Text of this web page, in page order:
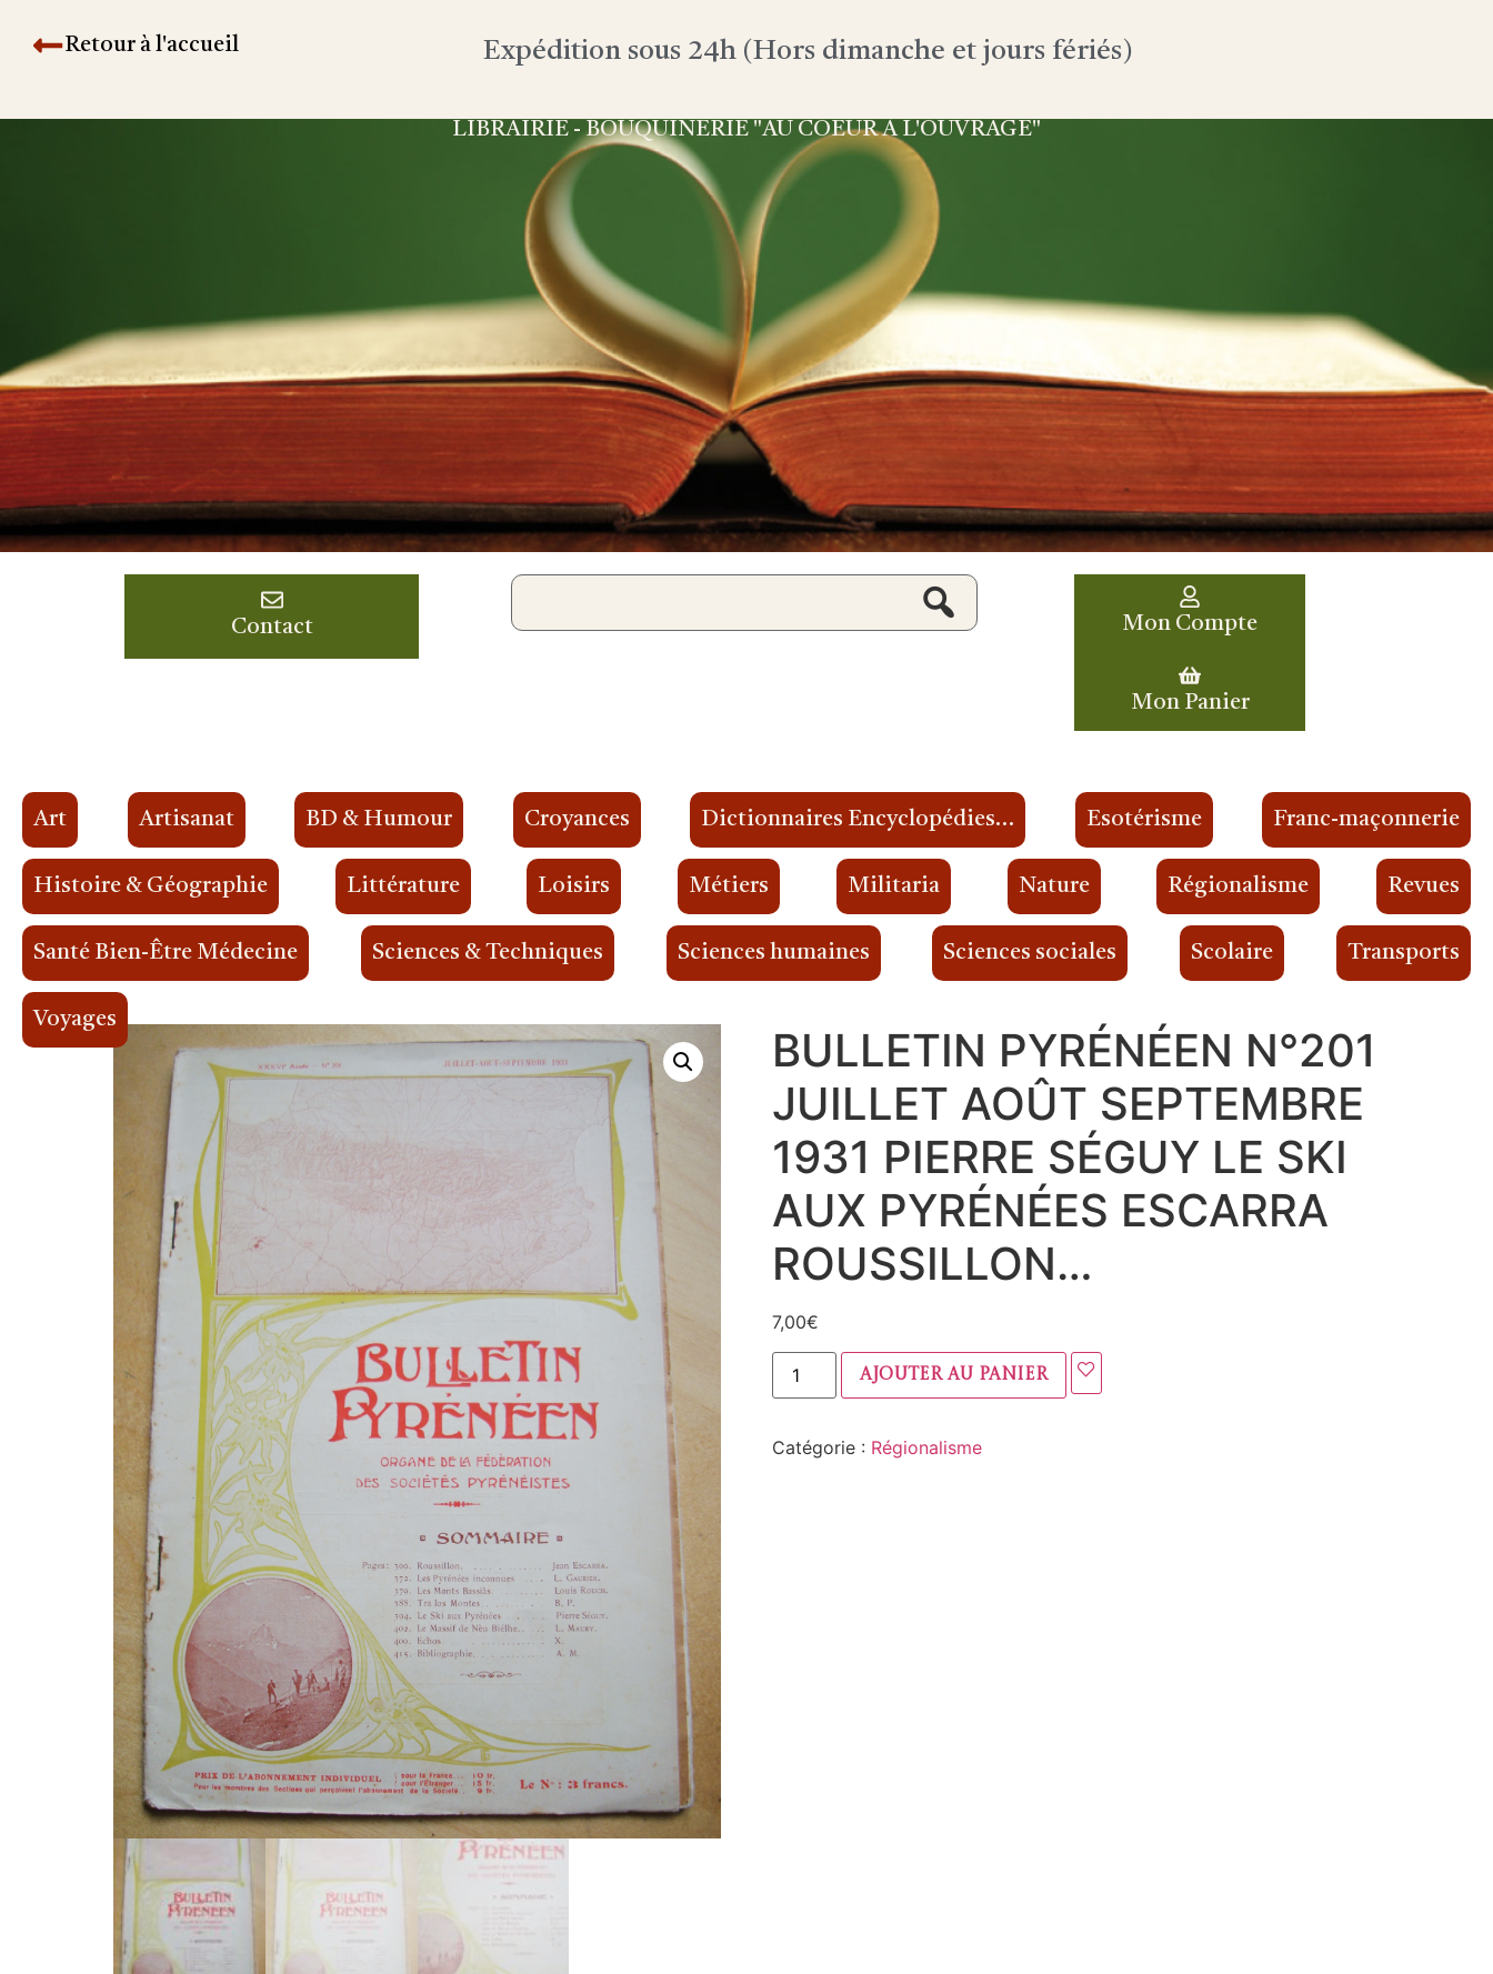
Retour à l'accueil Expédition sous 24h (Hors dimanche et jours fériés)
LIBRAIRIE - BOUQUINERIE "AU COEUR À L'OUVRAGE"
Contact Mon Compte
Mon Panier
Art Artisanat BD & Humour Croyances Dictionnaires Encyclopédies… Esotérisme Franc-maçonnerie
Histoire & Géographie Littérature Loisirs Métiers Militaria Nature Régionalisme Revues
Santé Bien-Être Médecine Sciences & Techniques Sciences humaines Sciences sociales Scolaire Transports
Voyages
BULLETIN PYRÉNÉEN N°201
JUILLET AOÛT SEPTEMBRE
1931 PIERRE SÉGUY LE SKI
AUX PYRÉNÉES ESCARRA
ROUSSILLON…
7,00€
Ajouter au panier
Catégorie : Régionalisme